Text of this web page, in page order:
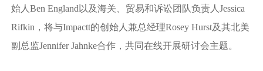
始人Ben England以及海关、贸易和诉讼团队负责人Jessica
Rifkin，将与Impactt的创始人兼总经理Rosey Hurst及其北美
副总监Jennifer Jahnke合作，共同在线开展研讨会主题。